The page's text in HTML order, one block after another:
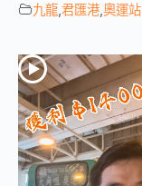
九龍 君匯港 奧運站